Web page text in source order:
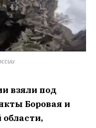
взяли под
Боровая и
области,